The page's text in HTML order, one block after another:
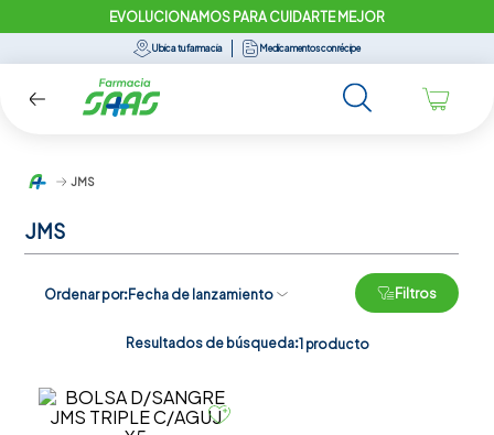
EVOLUCIONAMOS PARA CUIDARTE MEJOR
Ubica tu farmacia Medicamentos con récipe
JMS
JMS
Ordenar por Fecha de lanzamiento Filtros
Resultados de búsqueda:1 producto